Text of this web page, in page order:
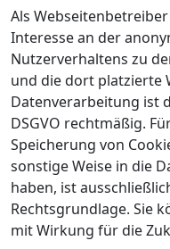
Als
Interesse an der
Nutzerverhaltens zu
und die dort platzierte
Datenverarbeitung ist
DSGVO rechtmäßig.
Speicherung von
sonstige Weise in die
haben, ist
Rechtsgrundlage. Sie
mit Wirkung für die